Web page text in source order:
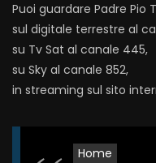
Puoi guardare Padre Pio
sul digitale terrestre al
su Tv Sat al canale 445,
su Sky al canale 852,
in streaming sul sito
Home